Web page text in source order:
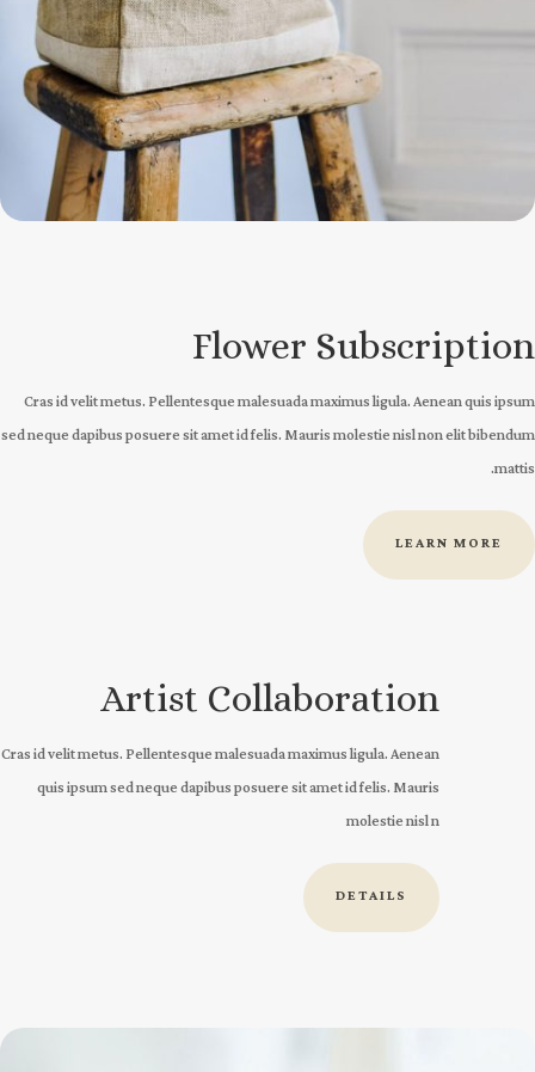
Flower Subscription
Cras id velit metus. Pellentesque malesuada maximus ligula. Aenean quis ipsum
sed neque dapibus posuere sit amet id felis. Mauris molestie nisl non elit bibendum
mattis.
LEARN MORE
Artist Collaboration
Cras id velit metus. Pellentesque malesuada maximus ligula. Aenean
quis ipsum sed neque dapibus posuere sit amet id felis. Mauris
molestie nisl n
DETAILS